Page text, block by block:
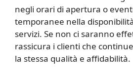
negli orari di apertura o
temporanee nella
servizi. Se non ci saranno
rassicura i clienti che
la stessa qualità e affidabilità.